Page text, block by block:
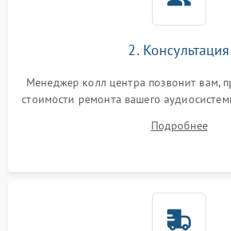
2. Консультация
Менеджер колл центра позвонит вам,
стоимости ремонта вашего
Подробнее